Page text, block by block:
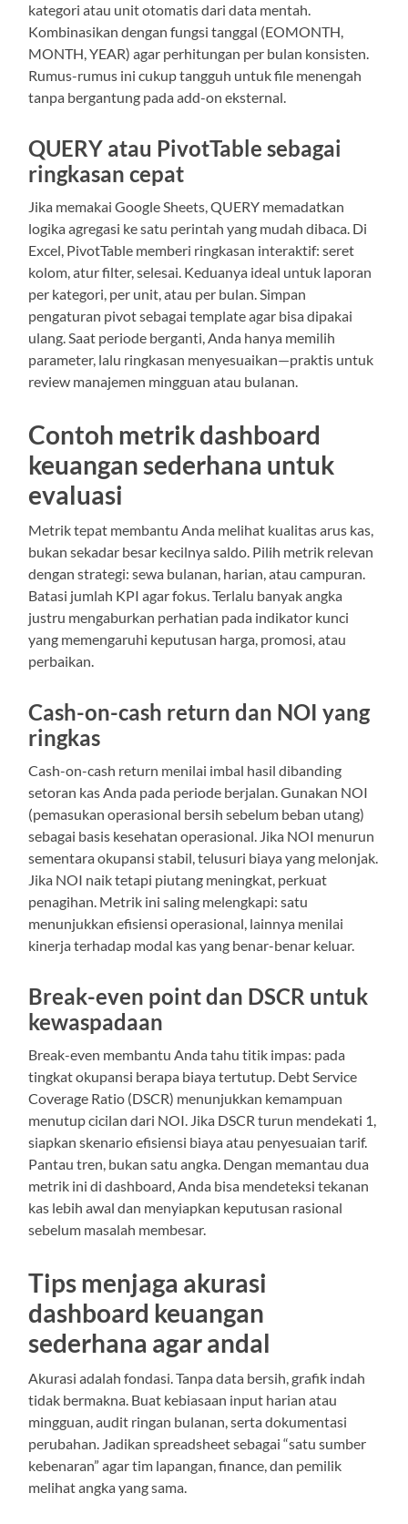
kategori atau unit otomatis dari data mentah.
Kombinasikan dengan fungsi tanggal (EOMONTH,
MONTH, YEAR) agar perhitungan per bulan konsisten.
Rumus-rumus ini cukup tangguh untuk file menengah
tanpa bergantung pada add-on eksternal.
QUERY atau PivotTable sebagai
ringkasan cepat
Jika memakai Google Sheets, QUERY memadatkan
logika agregasi ke satu perintah yang mudah dibaca. Di
Excel, PivotTable memberi ringkasan interaktif: seret
kolom, atur filter, selesai. Keduanya ideal untuk laporan
per kategori, per unit, atau per bulan. Simpan
pengaturan pivot sebagai template agar bisa dipakai
ulang. Saat periode berganti, Anda hanya memilih
parameter, lalu ringkasan menyesuaikan—praktis untuk
review manajemen mingguan atau bulanan.
Contoh metrik dashboard
keuangan sederhana untuk
evaluasi
Metrik tepat membantu Anda melihat kualitas arus kas,
bukan sekadar besar kecilnya saldo. Pilih metrik relevan
dengan strategi: sewa bulanan, harian, atau campuran.
Batasi jumlah KPI agar fokus. Terlalu banyak angka
justru mengaburkan perhatian pada indikator kunci
yang memengaruhi keputusan harga, promosi, atau
perbaikan.
Cash-on-cash return dan NOI yang
ringkas
Cash-on-cash return menilai imbal hasil dibanding
setoran kas Anda pada periode berjalan. Gunakan NOI
(pemasukan operasional bersih sebelum beban utang)
sebagai basis kesehatan operasional. Jika NOI menurun
sementara okupansi stabil, telusuri biaya yang melonjak.
Jika NOI naik tetapi piutang meningkat, perkuat
penagihan. Metrik ini saling melengkapi: satu
menunjukkan efisiensi operasional, lainnya menilai
kinerja terhadap modal kas yang benar-benar keluar.
Break-even point dan DSCR untuk
kewaspadaan
Break-even membantu Anda tahu titik impas: pada
tingkat okupansi berapa biaya tertutup. Debt Service
Coverage Ratio (DSCR) menunjukkan kemampuan
menutup cicilan dari NOI. Jika DSCR turun mendekati 1,
siapkan skenario efisiensi biaya atau penyesuaian tarif.
Pantau tren, bukan satu angka. Dengan memantau dua
metrik ini di dashboard, Anda bisa mendeteksi tekanan
kas lebih awal dan menyiapkan keputusan rasional
sebelum masalah membesar.
Tips menjaga akurasi
dashboard keuangan
sederhana agar andal
Akurasi adalah fondasi. Tanpa data bersih, grafik indah
tidak bermakna. Buat kebiasaan input harian atau
mingguan, audit ringan bulanan, serta dokumentasi
perubahan. Jadikan spreadsheet sebagai “satu sumber
kebenaran” agar tim lapangan, finance, dan pemilik
melihat angka yang sama.